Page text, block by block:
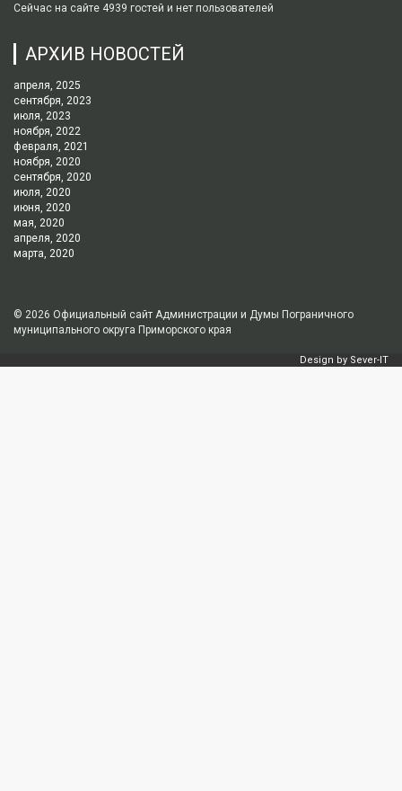
Сейчас на сайте 4939 гостей и нет пользователей
АРХИВ НОВОСТЕЙ
апреля, 2025
сентября, 2023
июля, 2023
ноября, 2022
февраля, 2021
ноября, 2020
сентября, 2020
июля, 2020
июня, 2020
мая, 2020
апреля, 2020
марта, 2020
© 2026 Официальный сайт Администрации и Думы Пограничного
муниципального округа Приморского края
Design by Sever-IT